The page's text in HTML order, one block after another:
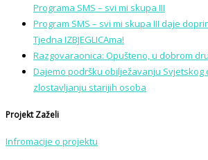
Programa SMS – svi mi skupa III
Program SMS – svi mi skupa III daje
Tjedna IZBJEGLICAma!
Razgovaraonica: Opušteno, u dobrom
Dajemo podršku obilježavanju Svjetskog
zlostavljanju starijih osoba
Projekt Zaželi
Infromacije o projektu